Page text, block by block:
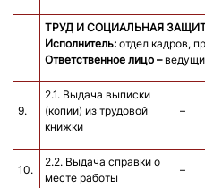
ТРУД И СОЦИАЛЬНАЯ
Исполнитель: отдел кадров,
Ответственное лицо –
9.
2.1. Выдача выписки
(копии) из трудовой
книжки
–
10.
2.2. Выдача справки о
месте работы
–